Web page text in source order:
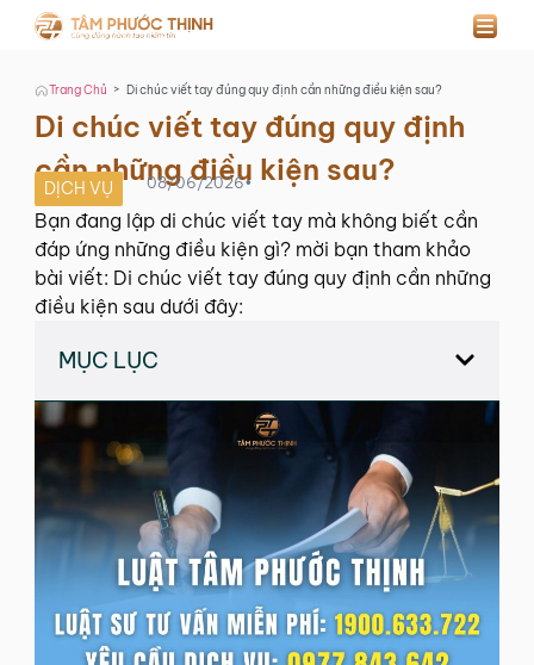
Trang Chủ > Di chúc viết tay đúng quy định cần những điều kiện sau?
Di chúc viết tay đúng quy định
cần những điều kiện sau?
DỊCH VỤ 08/06/2026•
Bạn đang lập di chúc viết tay mà không biết cần
đáp ứng những điều kiện gì? mời bạn tham khảo
bài viết: Di chúc viết tay đúng quy định cần những
điều kiện sau dưới đây:
MỤC LỤC